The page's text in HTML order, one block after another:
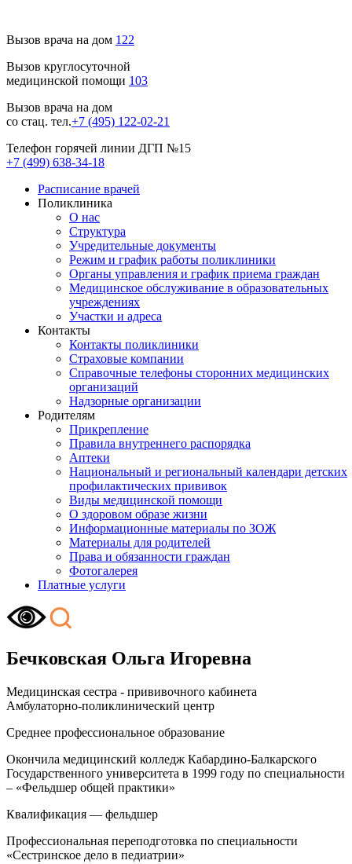
Вызов врача на дом 122
Вызов круглосуточной
медицинской помощи 103
Вызов врача на дом
со стац. тел.+7 (495) 122-02-21
Телефон горячей линии ДГП №15
+7 (499) 638-34-18
Расписание врачей
Поликлиника
О нас
Структура
Учредительные документы
Режим и график работы поликлиники
Органы управления и график приема граждан
Медицинское обслуживание в образовательных
учреждениях
Участки и адреса
Контакты
Контакты поликлиники
Страховые компании
Справочные телефоны сторонних медицинских
организаций
Надзорные организации
Родителям
Прикрепление
Правила внутреннего распорядка
Аптеки
Национальный и региональный календари детских
профилактических прививок
Виды медицинской помощи
О здоровом образе жизни
Информационные материалы по ЗОЖ
Материалы для родителей
Права и обязанности граждан
Фотогалерея
Платные услуги
Бечковская Ольга Игоревна
Медицинская сестра - прививочного кабинета
Амбулаторно-поликлинический центр
Среднее профессиональное образование
Окончила медицинский колледж Кабардино-Балкарского
Государственного университета в 1999 году по специальности
– «Фельдшер общей практики»
Квалификация — фельдшер
Профессиональная переподготовка по специальности
«Сестринское дело в педиатрии»